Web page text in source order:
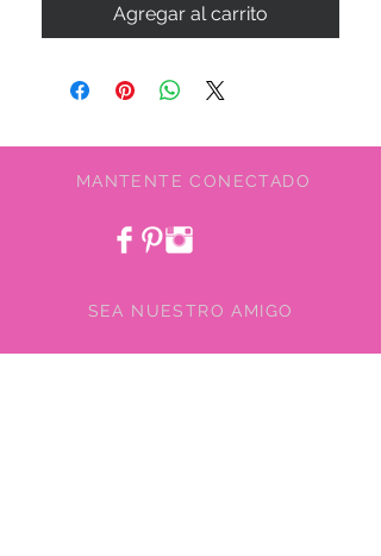
Agregar al carrito
MANTENTE CONECTADO
SEA NUESTRO AMIGO